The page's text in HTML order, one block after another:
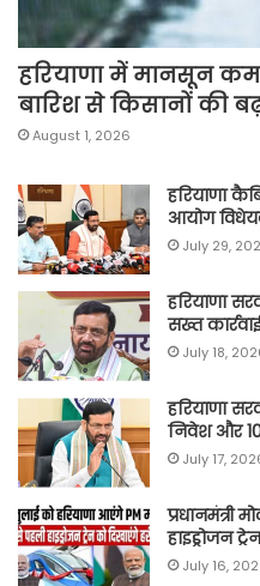
हरियाणा में मानसून
बारिश से किसानों की
August 1, 2026
हरियाणा
आयोग
July 29,
हरियाणा
सख्त
July 18,
हरियाणा
निवेश और
July 17,
प्रधानमंत्री
हाइड्रोजन
July 16,